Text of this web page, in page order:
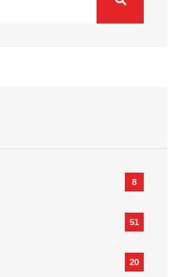
8
51
20